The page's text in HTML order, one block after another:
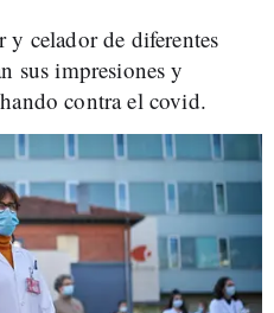
celador de diferentes
sus impresiones y
contra el covid.